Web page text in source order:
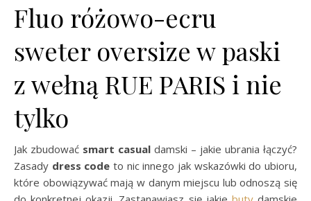
Fluo różowo-ecru
sweter oversize w paski
z wełną RUE PARIS i nie
tylko
Jak zbudować smart casual damski – jakie ubrania łączyć?
Zasady dress code to nic innego jak wskazówki do ubioru,
które obowiązywać mają w danym miejscu lub odnoszą się